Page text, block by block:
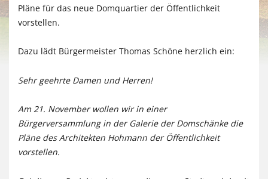
Pläne für das neue Domquartier der Öffentlichkeit
vorstellen.
Dazu lädt Bürgermeister Thomas Schöne herzlich ein:
Sehr geehrte Damen und Herren!
Am 21. November wollen wir in einer
Bürgerversammlung in der Galerie der Domschänke die
Pläne des Architekten Hohmann der Öffentlichkeit
vorstellen.